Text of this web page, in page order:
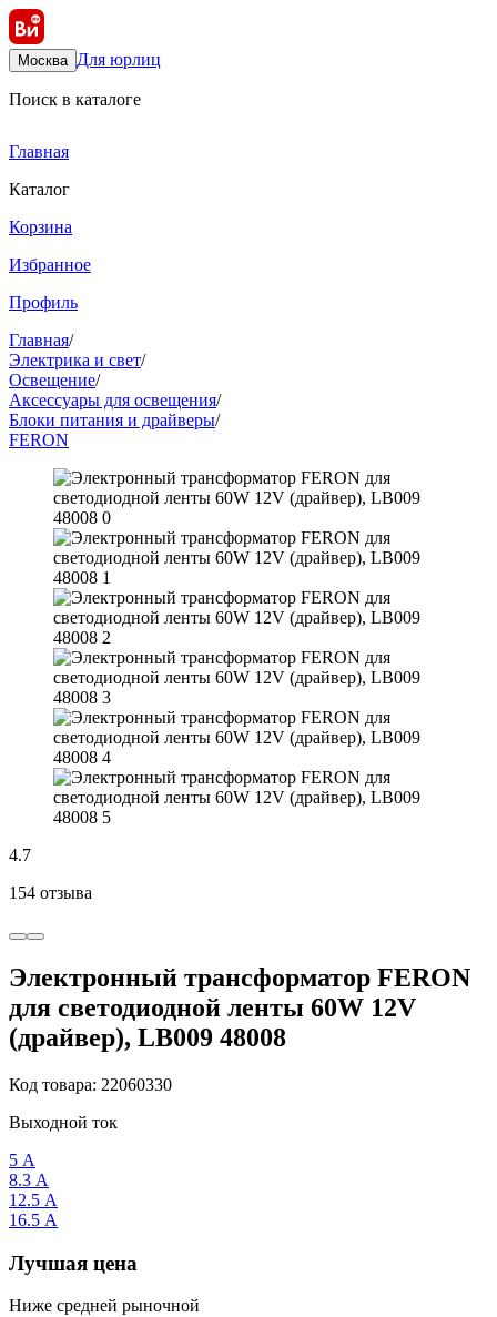
Москва Для юрлиц
Поиск в каталоге
Главная
Каталог
Корзина
Избранное
Профиль
Главная/
Электрика и свет/
Освещение/
Аксессуары для освещения/
Блоки питания и драйверы/
FERON
4.7
154 отзыва
Электронный трансформатор FERON
для светодиодной ленты 60W 12V
(драйвер), LB009 48008
Код товара: 22060330
Выходной ток
5 А
8.3 А
12.5 А
16.5 А
Лучшая цена
Ниже средней рыночной